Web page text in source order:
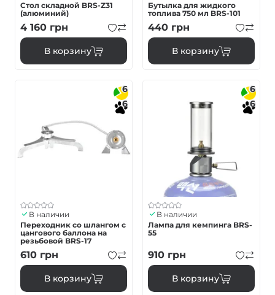
Стол складной BRS-Z31
(алюминий)
4 160 грн
В корзину
Бутылка для жидкого
топлива 750 мл BRS-101
440 грн
В корзину
6
6
В наличии
Переходник со шлангом с
цангового баллона на
резьбовой BRS-17
610 грн
В корзину
6
6
В наличии
Лампа для кемпинга BRS-
55
910 грн
В корзину